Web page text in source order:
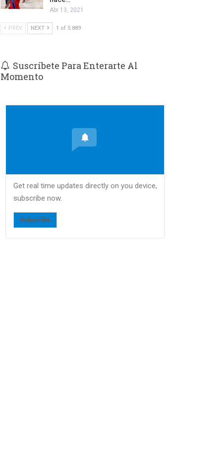
Abr 13, 2021
PREV NEXT 1 of 5.889
Suscríbete Para Enterarte Al
Momento
Get real time updates directly on you device,
subscribe now.
Subscribe